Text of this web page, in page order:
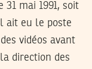
mai 1991, soit
ait eu le poste
vidéos avant
direction des